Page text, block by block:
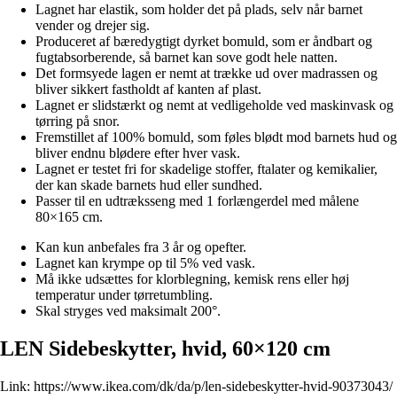
Lagnet har elastik, som holder det på plads, selv når barnet
vender og drejer sig.
Produceret af bæredygtigt dyrket bomuld, som er åndbart og
fugtabsorberende, så barnet kan sove godt hele natten.
Det formsyede lagen er nemt at trække ud over madrassen og
bliver sikkert fastholdt af kanten af plast.
Lagnet er slidstærkt og nemt at vedligeholde ved maskinvask og
tørring på snor.
Fremstillet af 100% bomuld, som føles blødt mod barnets hud og
bliver endnu blødere efter hver vask.
Lagnet er testet fri for skadelige stoffer, ftalater og kemikalier,
der kan skade barnets hud eller sundhed.
Passer til en udtræksseng med 1 forlængerdel med målene
80×165 cm.
Kan kun anbefales fra 3 år og opefter.
Lagnet kan krympe op til 5% ved vask.
Må ikke udsættes for klorblegning, kemisk rens eller høj
temperatur under tørretumbling.
Skal stryges ved maksimalt 200°.
LEN Sidebeskytter, hvid, 60×120 cm
Link: https://www.ikea.com/dk/da/p/len-sidebeskytter-hvid-90373043/